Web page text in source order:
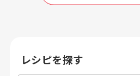
レシピを探す